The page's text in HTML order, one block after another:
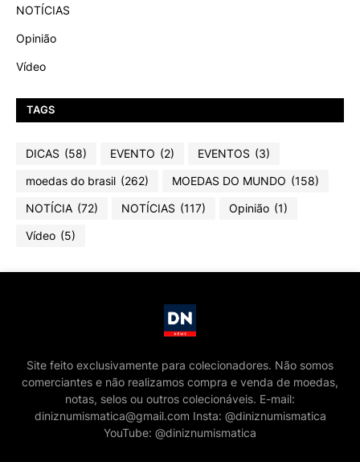
NOTÍCIAS
Opinião
Vídeo
TAGS
DICAS (58) EVENTO (2) EVENTOS (3)
moedas do brasil (262) MOEDAS DO MUNDO (158)
NOTÍCIA (72) NOTÍCIAS (117) Opinião (1)
Vídeo (5)
Site feito exclusivamente para colecionadores. Não somos
comerciantes e não realizamos compra e venda de moedas,
notas, selos ou outros colecionáveis. E-mail:
diniznumismatica@gmail.com Insta: @diniznumismatica
YouTube: @diniznumismatica